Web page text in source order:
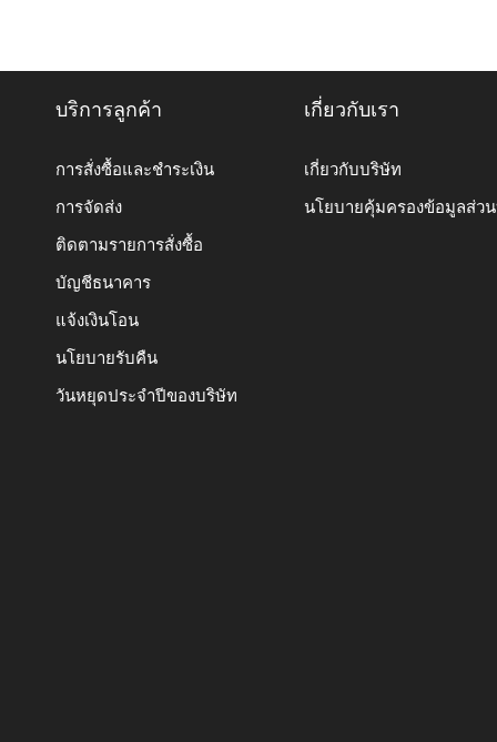
บริการลูกค้า
การสั่งซื้อและชำระเงิน
การจัดส่ง
ติดตามรายการสั่งซื้อ
บัญชีธนาคาร
แจ้งเงินโอน
นโยบายรับคืน
วันหยุดประจำปีของบริษัท
เกี่ยวกับเรา
เกี่ยวกับบริษัท
นโยบายคุ้มครองข้อมูลส่ว